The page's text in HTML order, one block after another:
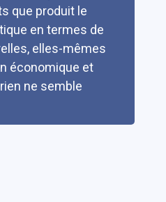
que produit le
en termes de
elles-mêmes
économique et
ne semble